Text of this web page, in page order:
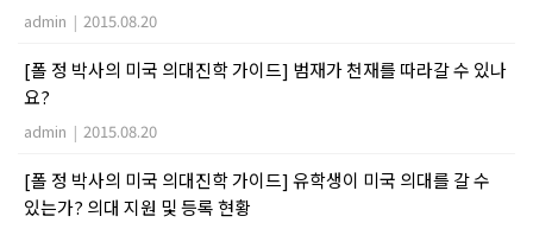
admin | 2015.08.20
[폴 정 박사의 미국 의대진학 가이드] 범재가 천재를 따라갈 수 있나
요?
admin | 2015.08.20
[폴 정 박사의 미국 의대진학 가이드] 유학생이 미국 의대를 갈 수
있는가? 의대 지원 및 등록 현황